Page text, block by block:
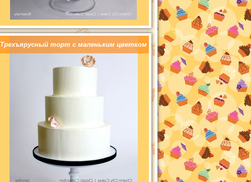
Трехъярусный торт с маленьким цветком